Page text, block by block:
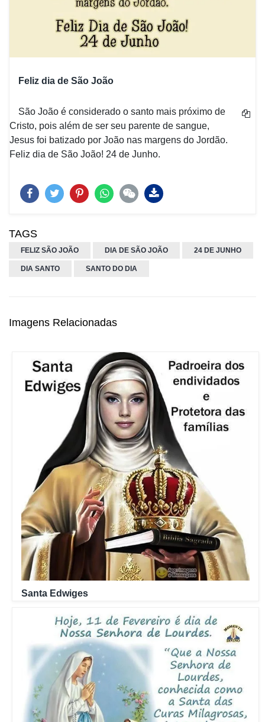
Feliz dia de São João
São João é considerado o santo mais próximo de
Cristo, pois além de ser seu parente de sangue,
Jesus foi batizado por João nas margens do Jordão.
Feliz dia de São João! 24 de Junho.
TAGS
FELIZ SÃO JOÃO DIA DE SÃO JOÃO 24 DE JUNHO
DIA SANTO SANTO DO DIA
Imagens Relacionadas
Santa Edwiges